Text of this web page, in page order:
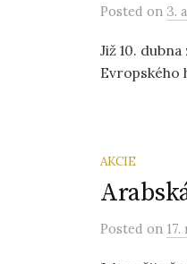
Posted on 3.
Již 10.
Evropského
AKCIE
Posted on